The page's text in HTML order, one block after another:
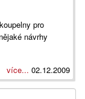
pro
návrhy
více... 02.12.2009